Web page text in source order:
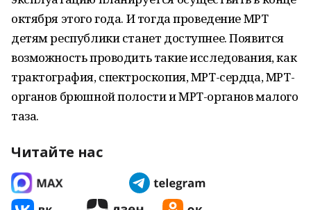
октября этого года. И тогда проведение МРТ
детям республики станет доступнее. Появится
возможность проводить такие исследования, как
трактография, спектроскопия, МРТ-сердца, МРТ-
органов брюшной полости и МРТ-органов малого
таза.
Читайте нас